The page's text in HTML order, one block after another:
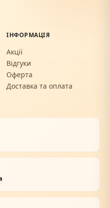
ІНФОРМАЦІЯ
Акції
Відгуки
Оферта
Доставка та оплата